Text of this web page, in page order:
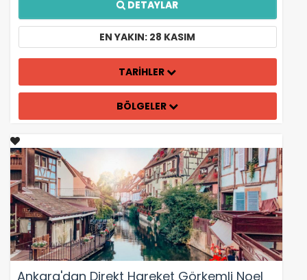
DETAYLAR
EN YAKIN: 28 KASIM
TARİHLER
BÖLGELER
Ankara'dan Direkt Hareket Görkemli Noel